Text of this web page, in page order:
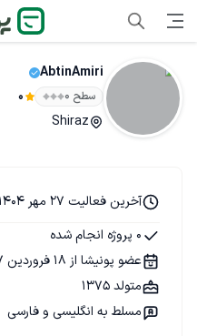
AbtinAmiri
سطح ۰ 0
Shiraz
آخرین فعالیت 27 مهر 1404
0 پروژه انجام شده
عضو پونیشا از 18 فروردین 1397
متولد 1375
مسلط به انگلیسی و فارسی